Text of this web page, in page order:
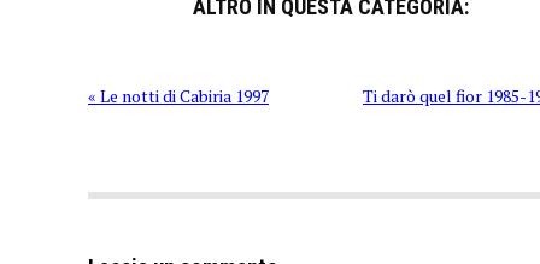
ALTRO IN QUESTA CATEGORIA:
« Le notti di Cabiria 1997 Ti darò quel fior 1985-